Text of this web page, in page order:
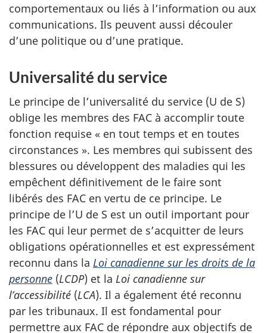
comportementaux ou liés à l’information ou aux
communications. Ils peuvent aussi découler
d’une politique ou d’une pratique.
Universalité du service
Le principe de l’universalité du service (U de S)
oblige les membres des FAC à accomplir toute
fonction requise « en tout temps et en toutes
circonstances ». Les membres qui subissent des
blessures ou développent des maladies qui les
empêchent définitivement de le faire sont
libérés des FAC en vertu de ce principe. Le
principe de l’U de S est un outil important pour
les FAC qui leur permet de s’acquitter de leurs
obligations opérationnelles et est expressément
reconnu dans la Loi canadienne sur les droits de la
personne (LCDP) et la Loi canadienne sur
l’accessibilité (LCA). Il a également été reconnu
par les tribunaux. Il est fondamental pour
permettre aux FAC de répondre aux objectifs de